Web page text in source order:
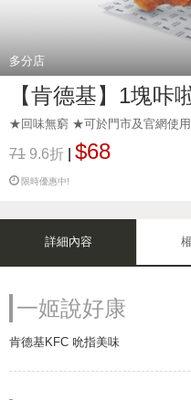
多分店
【肯德基】1塊咔
★回味無窮 ★可於門市及官網使用
71 9.6折 $68
限時優惠中!
詳細內容
一姬說好康
肯德基KFC 吮指美味